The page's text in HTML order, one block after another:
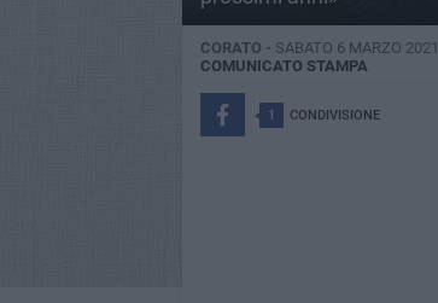
CORATO - SABATO 6 MARZO 2021
COMUNICATO STAMPA
1 CONDIVISIONE